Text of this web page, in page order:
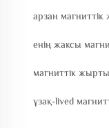
арзан
енің жаксы
магниттік
ұзақ-lived